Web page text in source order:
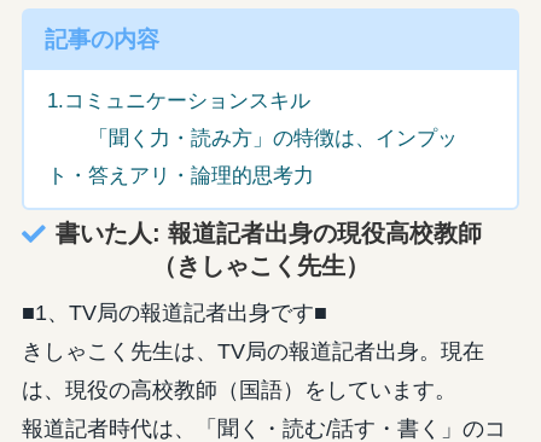
記事の内容
1.コミュニケーションスキル
「聞く力・読み方」の特徴は、インプッ
ト・答えアリ・論理的思考力
書いた人: 報道記者出身の現役高校教師
（きしゃこく先生）
■1、TV局の報道記者出身です■
きしゃこく先生は、TV局の報道記者出身。現在
は、現役の高校教師（国語）をしています。
報道記者時代は、「聞く・読む/話す・書く」のコ